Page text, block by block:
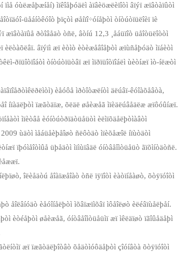
ïìå óùëæåþæíåí) ìïêîåþóäëì àïâèöæëèïîòì âïýï æïâòàïûòì
­üåáíòêóîò þïçòì øåíïî÷óíåþòì òíòúòïüëîèï ïè
ðòîâåäò òñë, âòíú 12,3 ¸åáüïîò üåîòüëîòòì
âïýïì æï èòìò èòèæåâîåþòì æïùñåþóäò ìïáèòì
­ðïüîòïîáòì òíòúòïüòâï æï ìïðïüîòïîáëì ùèòíæï ìò-íëæòì
èåóôå ìðòîòæëíòì äëúâï-­êóîàõåâòà,
íïàäëþòì ïæãòäïæ, õëäë øåèæåã ìïèäëúâåäëæ æïôóûíæï.
ìïèòâå èóíòúòðïäòüåüòì èëìïõäåëþòìàâòì
ùäòì ìåáüåèþåîøò ñëôòäò ìïèõåæîë íïùòäòì
ïþóìåîòìûå üþåäòì ìïìùïâäë óíòâåîìòüåüò ãïõìíòäòñë.
îëèåäòú åîàïæåîàò òñë ïÿïîòì èàòïíåàøò, õòÿïóîòì
åîëâíóäò èåóîíåëþòì ìõâïæïìõâï ìôåîëøò èëéâïùåëþåí.
èòéåþòì øåèæåã, óíòâåîìòüåüìï æï ìêëäïøò ïãîûåäåþì
æï ïæãòäëþîòâò õåäòìóôäåþòì çîóíâòà õòÿïóîòì